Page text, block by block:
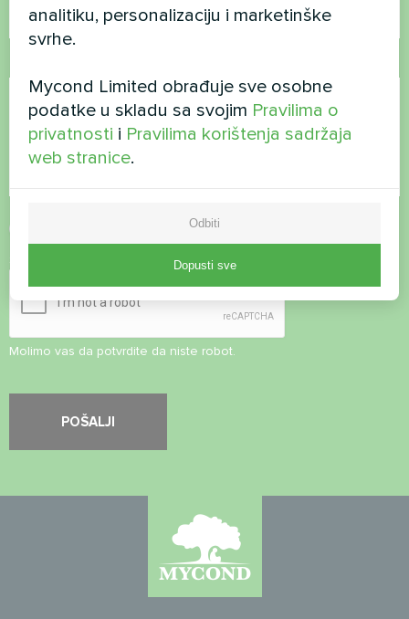
Pravila o privatnosti
Molimo vas da potvrdite da niste robot.
analitiku, personalizaciju i marketinške
svrhe.
Mycond Limited obrađuje sve osobne
podatke u skladu sa svojim Pravilima o
privatnosti i Pravilima korištenja sadržaja
web stranice.
Odbiti
Dopusti sve